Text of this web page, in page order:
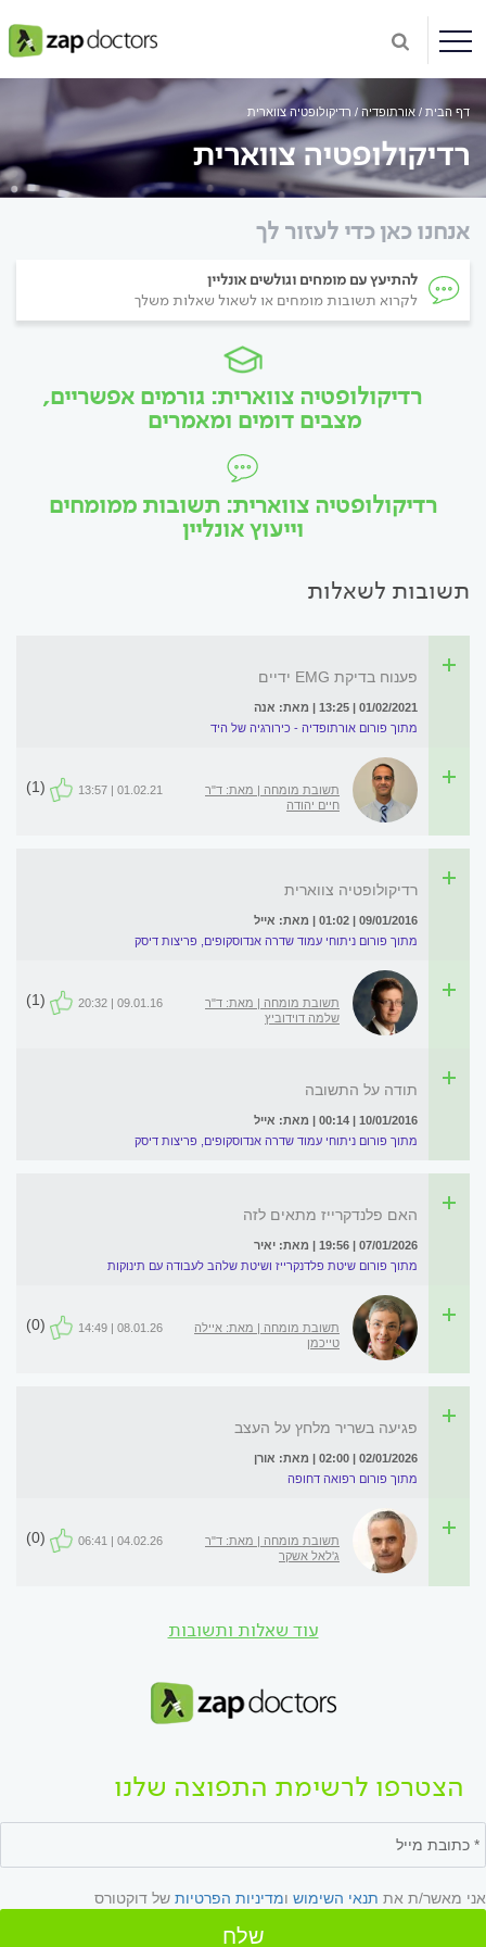
דף הבית אורתופדיה רדיקולופטיה צווארית
רדיקולופטיה צווארית
אנחנו כאן כדי לעזור לך
להתיעץ עם מומחים וגולשים אונליין
לקרוא תשובות מומחים או לשאול שאלות משלך
רדיקולופטיה צווארית: גורמים אפשריים,
מצבים דומים ומאמרים
רדיקולופטיה צווארית: תשובות ממומחים
וייעוץ אונליין
תשובות לשאלות
פענוח בדיקת EMG ידיים
01/02/2021 | 13:25 | מאת: אנה
מתוך פורום אורתופדיה - כירורגיה של היד
תשובת מומחה | מאת: ד"ר
חיים יהודה
01.02.21 | 13:57
(1)
רדיקולופטיה צווארית
09/01/2016 | 01:02 | מאת: אייל
מתוך פורום ניתוחי עמוד שדרה אנדוסקופים, פריצות דיסק
תשובת מומחה | מאת: ד"ר
שלמה דוידוביץ
09.01.16 | 20:32
(1)
תודה על התשובה
10/01/2016 | 00:14 | מאת: אייל
מתוך פורום ניתוחי עמוד שדרה אנדוסקופים, פריצות דיסק
האם פלנדקרייז מתאים לזה
07/01/2026 | 19:56 | מאת: יאיר
מתוך פורום שיטת פלדנקרייז ושיטת שלהב לעבודה עם תינוקות
תשובת מומחה | מאת: איילה
טייכמן
08.01.26 | 14:49
(0)
פגיעה בשריר מלחץ על העצב
02/01/2026 | 02:00 | מאת: אורן
מתוך פורום רפואה דחופה
תשובת מומחה | מאת: ד"ר
ג'לאל אשקר
04.02.26 | 06:41
(0)
עוד שאלות ותשובות
הצטרפו לרשימת התפוצה שלנו
אני מאשר/ת את תנאי השימוש ומדיניות הפרטיות של דוקטורס
שלח